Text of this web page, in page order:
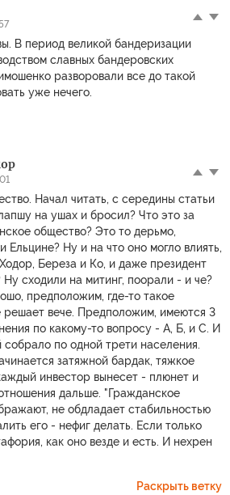
В период великой бандеризации
славных бандеровских
разворовали все до такой
уже нечего.
Начал читать, с середины статьи
на ушах и бросил? Что это за
общество? Это то дерьмо,
Ельцине? Ну и на что оно могло влиять,
Береза и Ко, и даже президент
сходили на митинг, поорали - и че?
предположим, где-то такое
решает вече. Предположим, имеются 3
по какому-то вопросу - А, Б, и С. И
по одной трети населения.
затяжной бардак, тяжкое
инвестор вынесет - плюнет и
дальше. "Гражданское
не обдладает стабильностью
его - нефиг делать. Если только
как оно везде и есть. И нехрен
Раскрыть ветку